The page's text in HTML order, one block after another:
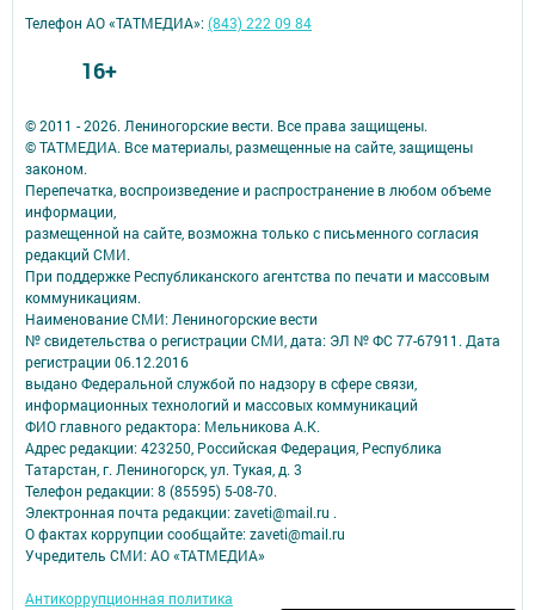
© 2011 - 2026. Лениногорские вести. Все права защищены.
© ТАТМЕДИА. Все материалы, размещенные на сайте, защищены
законом.
Перепечатка, воспроизведение и распространение в любом объеме
информации,
размещенной на сайте, возможна только с письменного согласия
редакций СМИ.
При поддержке Республиканского агентства по печати и массовым
коммуникациям.
Наименование СМИ: Лениногорские вести
№ свидетельства о регистрации СМИ, дата: ЭЛ № ФС 77-67911. Дата
регистрации 06.12.2016
выдано Федеральной службой по надзору в сфере связи,
информационных технологий и массовых коммуникаций
ФИО главного редактора: Мельникова А.К.
Адрес редакции: 423250, Российская Федерация, Республика
Татарстан, г. Лениногорск, ул. Тукая, д. 3
Телефон редакции: 8 (85595) 5-08-70.
Электронная почта редакции: zaveti@mail.ru .
О фактах коррупции сообщайте: zaveti@mail.ru
Учредитель СМИ: АО «ТАТМЕДИА»
Антикоррупционная политика
Телефон АО «ТАТМЕДИА»:(843) 222 09 84
16+